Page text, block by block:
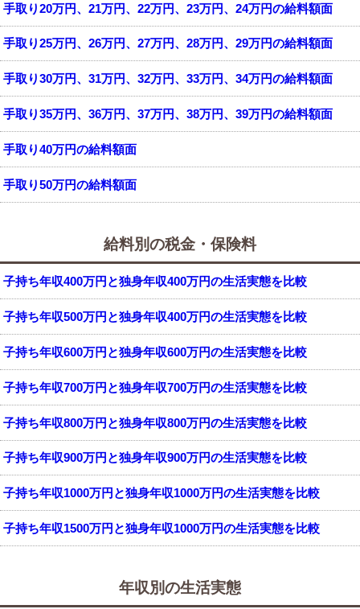
手取り20万円、21万円、22万円、23万円、24万円の給料額面
手取り25万円、26万円、27万円、28万円、29万円の給料額面
手取り30万円、31万円、32万円、33万円、34万円の給料額面
手取り35万円、36万円、37万円、38万円、39万円の給料額面
手取り40万円の給料額面
手取り50万円の給料額面
給料別の税金・保険料
子持ち年収400万円と独身年収400万円の生活実態を比較
子持ち年収500万円と独身年収400万円の生活実態を比較
子持ち年収600万円と独身年収600万円の生活実態を比較
子持ち年収700万円と独身年収700万円の生活実態を比較
子持ち年収800万円と独身年収800万円の生活実態を比較
子持ち年収900万円と独身年収900万円の生活実態を比較
子持ち年収1000万円と独身年収1000万円の生活実態を比較
子持ち年収1500万円と独身年収1000万円の生活実態を比較
年収別の生活実態